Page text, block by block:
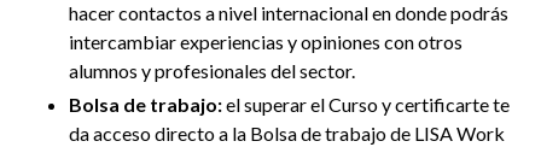
hacer contactos a nivel internacional en donde podrás
intercambiar experiencias y opiniones con otros
alumnos y profesionales del sector.
Bolsa de trabajo:el superar el Curso y certificarte te
da acceso directo a la Bolsa de trabajo de LISA Work